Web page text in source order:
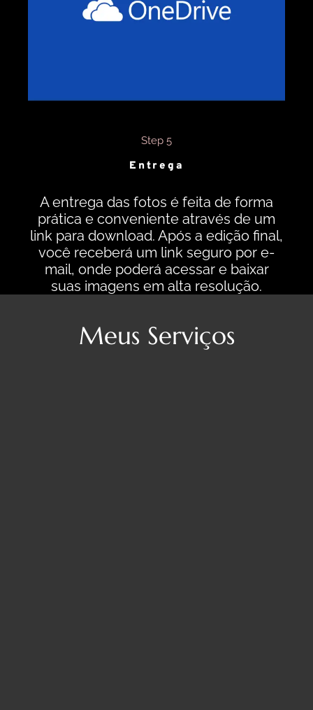
Step 5
Entrega
A entrega das fotos é feita de forma
prática e conveniente através de um
link para download. Após a edição final,
você receberá um link seguro por e-
mail, onde poderá acessar e baixar
suas imagens em alta resolução.
Meus Serviços